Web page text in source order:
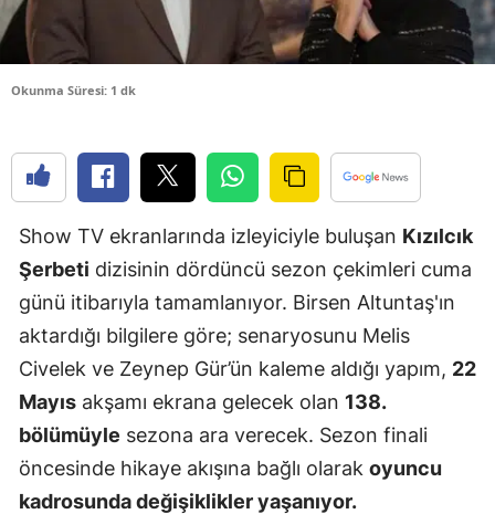
Çankırı
Çorum
Diyarbakır
Edirne
Elazığ
Erzincan
Erzurum
Eskişehir
Giresun
Okunma Süresi: 1 dk
Show TV ekranlarında izleyiciyle buluşan Kızılcık
Şerbeti dizisinin dördüncü sezon çekimleri cuma
günü itibarıyla tamamlanıyor. Birsen Altuntaş'ın
aktardığı bilgilere göre; senaryosunu Melis
Civelek ve Zeynep Gür’ün kaleme aldığı yapım, 22
Mayıs akşamı ekrana gelecek olan 138.
bölümüyle sezona ara verecek. Sezon finali
öncesinde hikaye akışına bağlı olarak oyuncu
kadrosunda değişiklikler yaşanıyor.